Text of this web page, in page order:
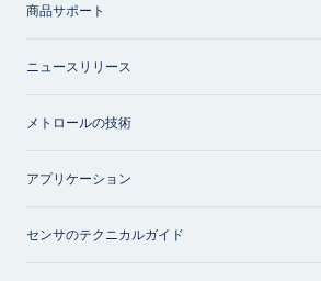
商品サポート
ニュースリリース
メトロールの技術
アプリケーション
センサのテクニカルガイド